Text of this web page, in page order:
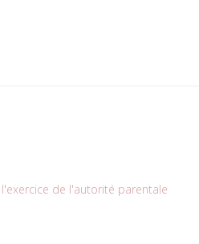
de l'autorité parentale